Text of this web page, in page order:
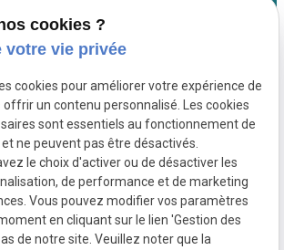
Droit du travail employeurs
Droit de la sécurité sociale
Honoraires
Actualités
Contact
Mentions
légales
Politique de
confidentialité
Gestion des
cookies ?
votre vie privée
cookies pour améliorer votre expérience de
un contenu personnalisé. Les cookies
sont essentiels au fonctionnement de
ne peuvent pas être désactivés.
le choix d'activer ou de désactiver les
de performance et de marketing
Vous pouvez modifier vos paramètres
en cliquant sur le lien 'Gestion des
de notre site. Veuillez noter que la